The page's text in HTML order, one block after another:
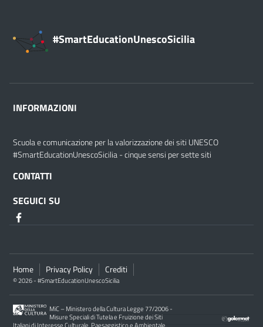
#SmartEducationUnescoSicilia
INFORMAZIONI
Scuola e comunicazione per la valorizzazione dei siti UNESCO
#SmartEducationUnescoSicilia - cinque sensi per sette siti
CONTATTI
SEGUICI SU
Home Privacy Policy Crediti
© 2026 - #SmartEducationUnescoSicilia
MiC – Ministero della Cultura Legge 77/2006 -
Misure Speciali di Tutela e Fruizione dei Siti
Italiani di Interesse Culturale, Paesaggistico e Ambientale,